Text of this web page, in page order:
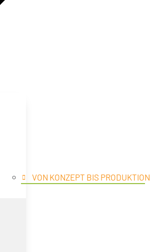
VON KONZEPT BIS PRODUKTION